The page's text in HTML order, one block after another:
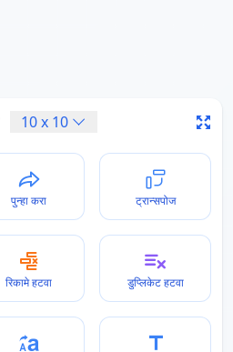
10x 10
पुन्हा करा ट्रान्सपोज
रिकामे हटवा डुप्लिकेट हटवा